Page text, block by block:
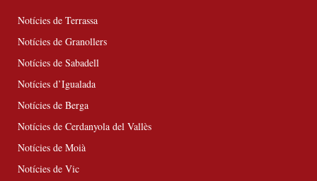
Notícies de Terrassa
Notícies de Granollers
Notícies de Sabadell
Notícies d’Igualada
Notícies de Berga
Notícies de Cerdanyola del Vallès
Notícies de Moià
Notícies de Vic